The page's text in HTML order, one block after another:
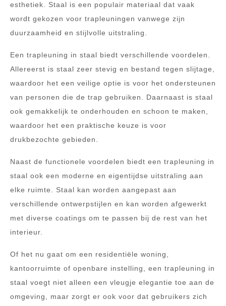
esthetiek. Staal is een populair materiaal dat vaak
wordt gekozen voor trapleuningen vanwege zijn
duurzaamheid en stijlvolle uitstraling.
Een trapleuning in staal biedt verschillende voordelen.
Allereerst is staal zeer stevig en bestand tegen slijtage,
waardoor het een veilige optie is voor het ondersteunen
van personen die de trap gebruiken. Daarnaast is staal
ook gemakkelijk te onderhouden en schoon te maken,
waardoor het een praktische keuze is voor
drukbezochte gebieden.
Naast de functionele voordelen biedt een trapleuning in
staal ook een moderne en eigentijdse uitstraling aan
elke ruimte. Staal kan worden aangepast aan
verschillende ontwerpstijlen en kan worden afgewerkt
met diverse coatings om te passen bij de rest van het
interieur.
Of het nu gaat om een residentiële woning,
kantoorruimte of openbare instelling, een trapleuning in
staal voegt niet alleen een vleugje elegantie toe aan de
omgeving, maar zorgt er ook voor dat gebruikers zich